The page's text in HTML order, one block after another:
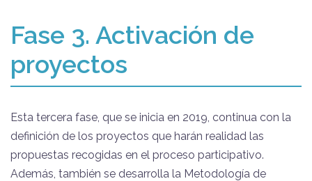
Fase 3. Activación de
proyectos
Esta tercera fase, que se inicia en 2019, continua con la
definición de los proyectos que harán realidad las
propuestas recogidas en el proceso participativo.
Además, también se desarrolla la Metodología de